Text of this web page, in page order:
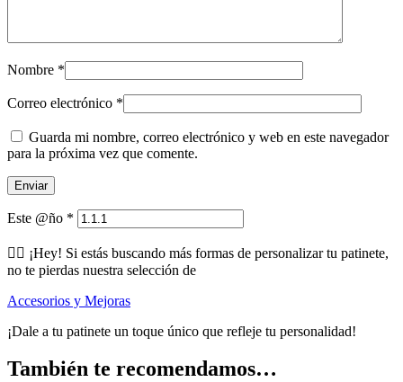
Nombre *
Correo electrónico *
Guarda mi nombre, correo electrónico y web en este navegador
para la próxima vez que comente.
Este @ño *
🕵️‍♂️ ¡Hey! Si estás buscando más formas de personalizar tu patinete,
no te pierdas nuestra selección de
Accesorios y Mejoras
¡Dale a tu patinete un toque único que refleje tu personalidad!
También te recomendamos…